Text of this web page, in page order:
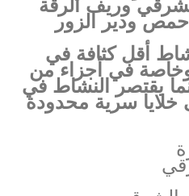
وريف الرقة
حمص ودير الزور
أقل كثافة في
في أجزاء من
يقتصر النشاط في
سرية محدودة